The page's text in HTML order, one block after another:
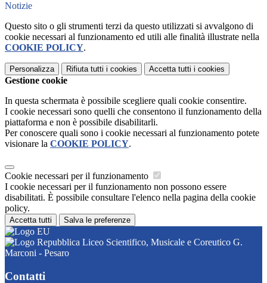
Notizie
Questo sito o gli strumenti terzi da questo utilizzati si avvalgono di
cookie necessari al funzionamento ed utili alle finalità illustrate nella
COOKIE POLICY.
Personalizza Rifiuta tutti i cookies Accetta tutti i cookies
Gestione cookie
In questa schermata è possibile scegliere quali cookie consentire.
I cookie necessari sono quelli che consentono il funzionamento della
piattaforma e non è possibile disabilitarli.
Per conoscere quali sono i cookie necessari al funzionamento potete
visionare la COOKIE POLICY.
Cookie necessari per il funzionamento
I cookie necessari per il funzionamento non possono essere
disabilitati. È possibile consultare l'elenco nella pagina della cookie
policy.
Accetta tutti Salva le preferenze
Liceo Scientifico, Musicale e Coreutico G.
Marconi - Pesaro
Contatti